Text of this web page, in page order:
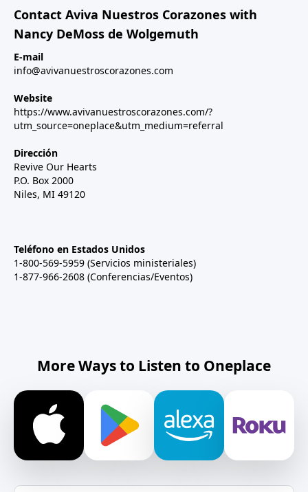
Contact Aviva Nuestros Corazones with
Nancy DeMoss de Wolgemuth
E-mail
info@avivanuestroscorazones.com
Website
https://www.avivanuestroscorazones.com/?
utm_source=oneplace&utm_medium=referral
Dirección
Revive Our Hearts
P.O. Box 2000
Niles, MI 49120
Teléfono en Estados Unidos
1-800-569-5959 (Servicios ministeriales)
1-877-966-2608 (Conferencias/Eventos)
More Ways to Listen to Oneplace